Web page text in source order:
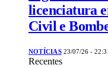
licenciatura
Civil e
NOTÍCIAS 23/07/26 -
Recentes